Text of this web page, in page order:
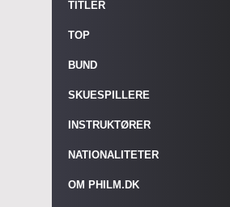
TITLER
TOP
BUND
SKUESPILLERE
INSTRUKTØRER
NATIONALITETER
OM PHILM.DK